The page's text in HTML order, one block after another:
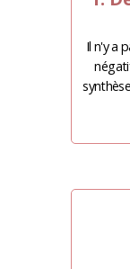
Il n'y a